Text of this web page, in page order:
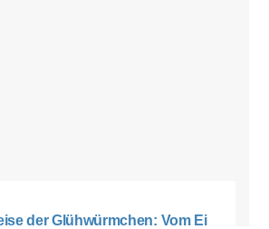
der Glühwürmchen: Vom Ei